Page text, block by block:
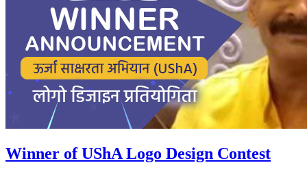
Winner of UShA Logo Design Contest